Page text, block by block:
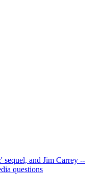
sequel, and Jim Carrey --
questions